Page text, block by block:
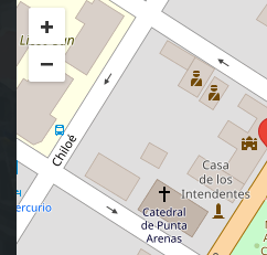
+
−